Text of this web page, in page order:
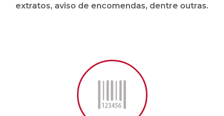
extratos, aviso de encomendas, dentre outras.